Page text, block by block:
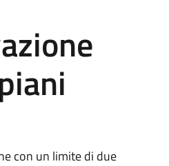
con un limite di due